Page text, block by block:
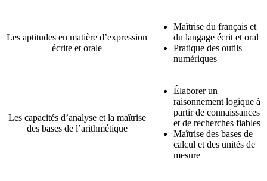
Les aptitudes en matière d’expression
écrite et orale
Maîtrise du français et
du langage écrit et oral
Pratique des outils
numériques
Les capacités d’analyse et la maîtrise
des bases de l’arithmétique
Élaborer un
raisonnement logique à
partir de connaissances
et de recherches fiables
Maîtrise des bases de
calcul et des unités de
mesure